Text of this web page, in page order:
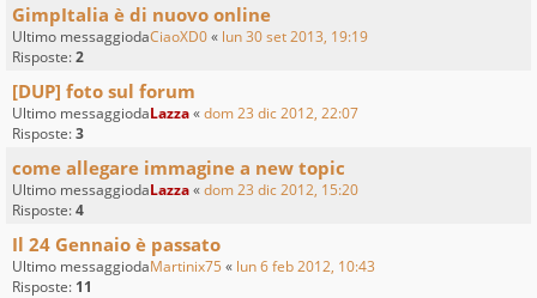
GimpItalia è di nuovo online
Ultimo messaggiodaCiaoXD0« lun 30 set 2013, 19:19
Risposte:2
[DUP] foto sul forum
Ultimo messaggiodaLazza«dom 23 dic 2012, 22:07
Risposte:3
come allegare immagine a new topic
Ultimo messaggiodaLazza«dom 23 dic 2012, 15:20
Risposte:4
Il 24 Gennaio è passato
Ultimo messaggiodaMartinix75 « lun 6 feb 2012, 10:43
Risposte: 11